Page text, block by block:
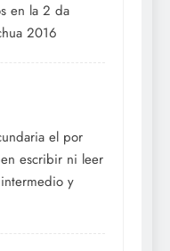
en la 2 da
2016
el por
escribir ni leer
y